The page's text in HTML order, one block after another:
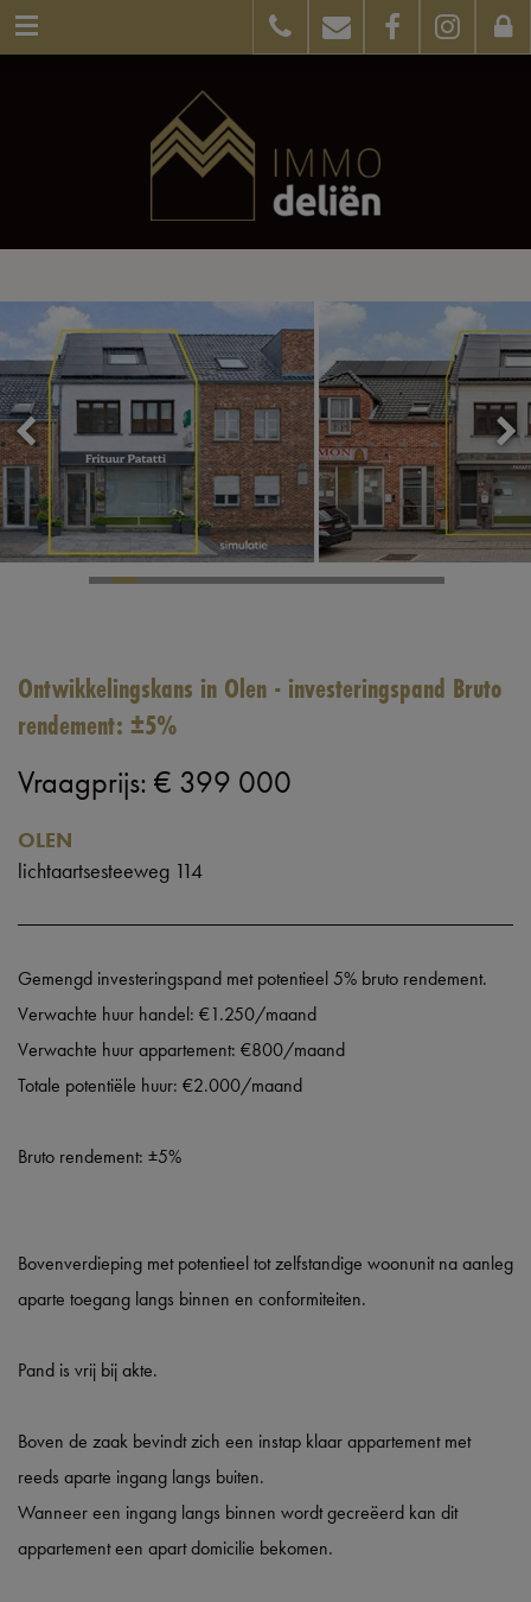
Ontwikkelingskans in Olen - investeringspand Bruto
rendement: ±5%
Vraagprijs: € 399 000
OLEN
lichtaartsesteeweg 114
Gemengd investeringspand met potentieel 5% bruto rendement.
Verwachte huur handel: €1.250/maand
Verwachte huur appartement: €800/maand
Totale potentiële huur: €2.000/maand
Bruto rendement: ±5%
Bovenverdieping met potentieel tot zelfstandige woonunit na aanleg
aparte toegang langs binnen en conformiteiten.
Pand is vrij bij akte.
Boven de zaak bevindt zich een instap klaar appartement met
reeds aparte ingang langs buiten.
Wanneer een ingang langs binnen wordt gecreëerd kan dit
appartement een apart domicilie bekomen.